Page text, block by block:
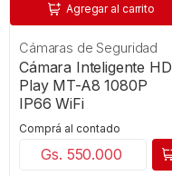
Agregar al carrito
Cámaras de Seguridad
Cámara Inteligente HD
Play MT-A8 1080P
IP66 WiFi
Comprá al contado
Gs. 550.000